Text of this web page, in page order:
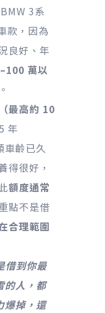
3系
款，因為
良好、年
萬以
最高約 10
年
齡已久
得很好，
額度通常
點不是借
合理範圍
借到你最
的人，都
爆掉，還